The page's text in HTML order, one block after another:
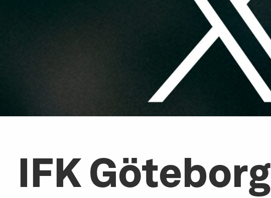
IFK Göteborg